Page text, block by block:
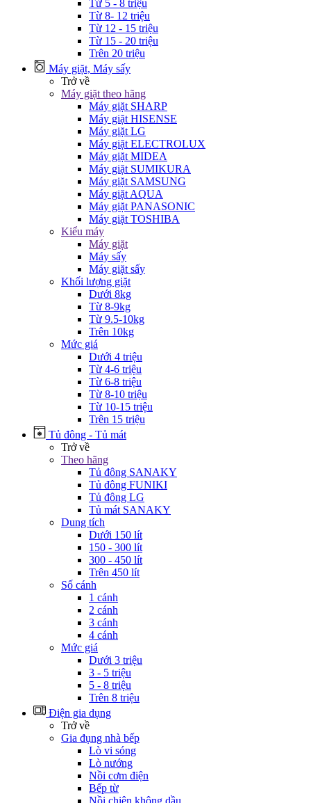
Từ 5 - 8 triệu
Từ 8- 12 triệu
Từ 12 - 15 triệu
Từ 15 - 20 triệu
Trên 20 triệu
Máy giặt, Máy sấy
Trở về
Máy giặt theo hãng
Máy giặt SHARP
Máy giặt HISENSE
Máy giặt LG
Máy giặt ELECTROLUX
Máy giặt MIDEA
Máy giặt SUMIKURA
Máy giặt SAMSUNG
Máy giặt AQUA
Máy giặt PANASONIC
Máy giặt TOSHIBA
Kiểu máy
Máy giặt
Máy sấy
Máy giặt sấy
Khối lượng giặt
Dưới 8kg
Từ 8-9kg
Từ 9.5-10kg
Trên 10kg
Mức giá
Dưới 4 triệu
Từ 4-6 triệu
Từ 6-8 triệu
Từ 8-10 triệu
Từ 10-15 triệu
Trên 15 triệu
Tủ đông - Tủ mát
Trở về
Theo hãng
Tủ đông SANAKY
Tủ đông FUNIKI
Tủ đông LG
Tủ mát SANAKY
Dung tích
Dưới 150 lít
150 - 300 lít
300 - 450 lít
Trên 450 lít
Số cánh
1 cánh
2 cánh
3 cánh
4 cánh
Mức giá
Dưới 3 triệu
3 - 5 triệu
5 - 8 triệu
Trên 8 triệu
Điện gia dụng
Trở về
Gia đụng nhà bếp
Lò vi sóng
Lò nướng
Nồi cơm điện
Bếp từ
Nồi chiên không dầu